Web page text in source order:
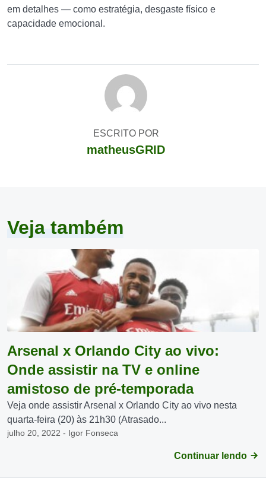
em detalhes — como estratégia, desgaste físico e
capacidade emocional.
ESCRITO POR
matheusGRID
Veja também
Arsenal x Orlando City ao vivo:
Onde assistir na TV e online
amistoso de pré-temporada
Veja onde assistir Arsenal x Orlando City ao vivo nesta
quarta-feira (20) às 21h30 (Atrasado...
julho 20, 2022 - Igor Fonseca
Continuar lendo